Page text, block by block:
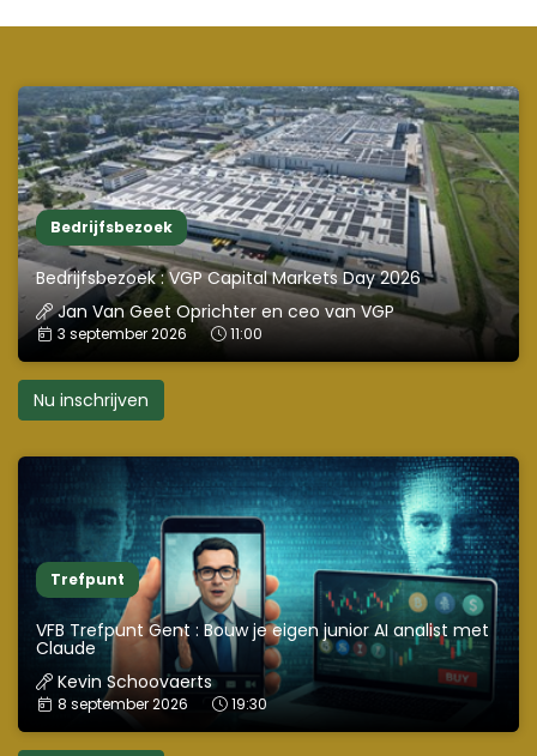
Bedrijfsbezoek
Bedrijfsbezoek : VGP Capital Markets Day 2026
Jan Van Geet Oprichter en ceo van VGP
Datum:
3 september 2026 Tijd:
11:00
Nu inschrijven
Trefpunt
VFB Trefpunt Gent : Bouw je eigen junior AI analist met
Claude
Kevin Schoovaerts
Datum:
8 september 2026 Tijd:
19:30